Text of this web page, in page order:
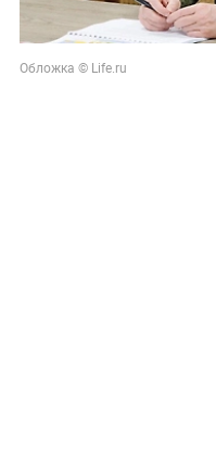
Обложка © Life.ru